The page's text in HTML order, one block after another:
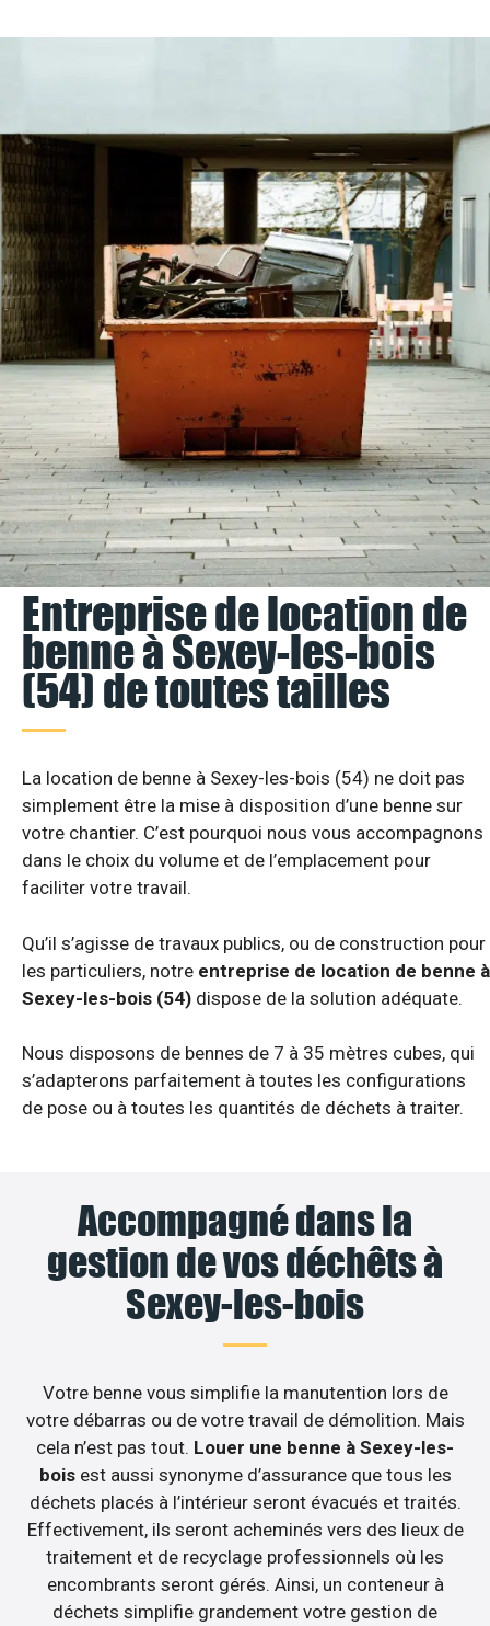
Entreprise de location de
benne à Sexey-les-bois
(54) de toutes tailles
La location de benne à Sexey-les-bois (54) ne doit pas
simplement être la mise à disposition d’une benne sur
votre chantier. C’est pourquoi nous vous accompagnons
dans le choix du volume et de l’emplacement pour
faciliter votre travail.
Qu’il s’agisse de travaux publics, ou de construction pour
les particuliers, notre entreprise de location de benne à
Sexey-les-bois (54) dispose de la solution adéquate.
Nous disposons de bennes de 7 à 35 mètres cubes, qui
s’adapterons parfaitement à toutes les configurations
de pose ou à toutes les quantités de déchets à traiter.
Accompagné dans la
gestion de vos déchêts à
Sexey-les-bois
Votre benne vous simplifie la manutention lors de
votre débarras ou de votre travail de démolition. Mais
cela n’est pas tout. Louer une benne à Sexey-les-
bois est aussi synonyme d’assurance que tous les
déchets placés à l’intérieur seront évacués et traités.
Effectivement, ils seront acheminés vers des lieux de
traitement et de recyclage professionnels où les
encombrants seront gérés. Ainsi, un conteneur à
déchets simplifie grandement votre gestion de